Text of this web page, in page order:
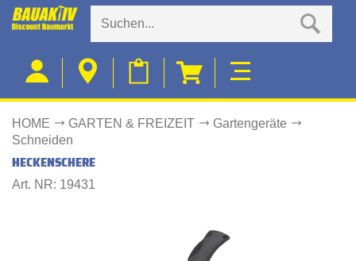
HOME GARTEN & FREIZEIT
Gartengeräte
Schneiden
HECKENSCHERE
Art. NR: 19431